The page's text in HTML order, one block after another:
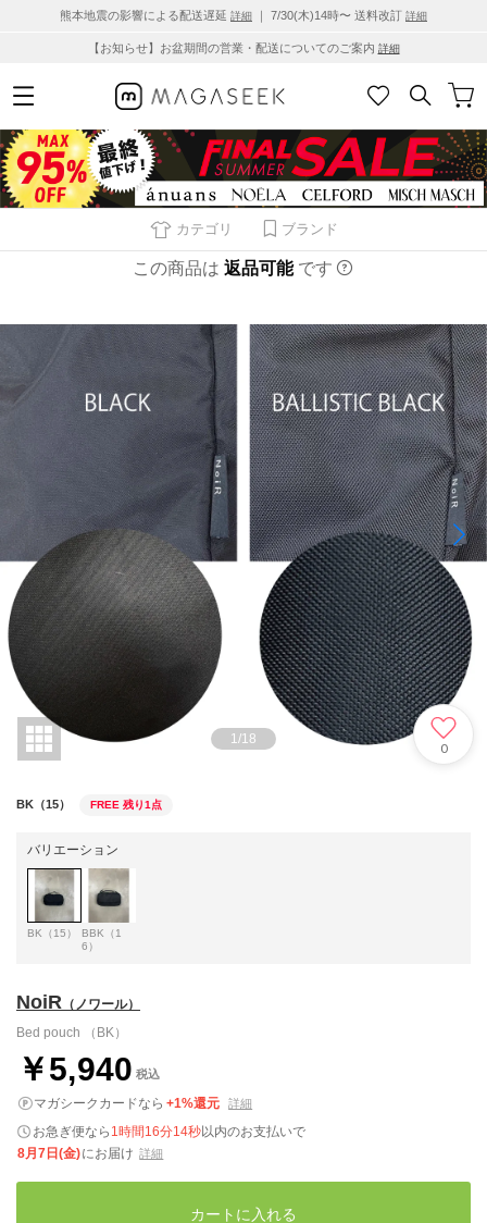
熊本地震の影響による配送遅延 詳細 ｜ 7/30(木)14時〜 送料改訂 詳細
【お知らせ】お盆期間の営業・配送についてのご案内 詳細
カテゴリ ブランド
この商品は 返品可能 です
1 /18
0
BK（15） FREE 残り1点
バリエーション
BK（15）
BBK（1
6）
NoiR （ノワール）
Bed pouch （BK）
￥5,940 税込
マガシークカードなら +1%還元 詳細
お急ぎ便なら 1時間16分13秒以内のお支払いで
8月7日(金)にお届け 詳細
カートに入れる